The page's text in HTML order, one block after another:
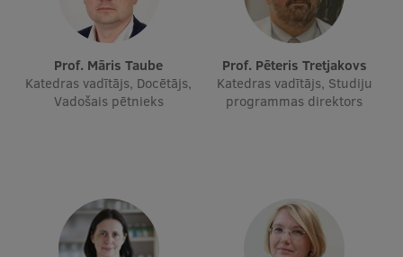
EURAXESS RSU kontaktpunkts
EATRIS koordinators Latvijā
Prof. Māris Taube
Katedras vadītājs, Docētājs,
Vadošais pētnieks
Prof. Pēteris Tretjakovs
Katedras vadītājs, Studiju
programmas direktors